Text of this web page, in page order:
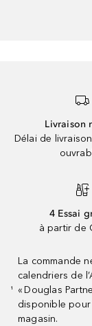
Livraison
Délai de
4 Essai
à partir de
¹
La commande
calendriers de
« Douglas
disponible pour
magasin.